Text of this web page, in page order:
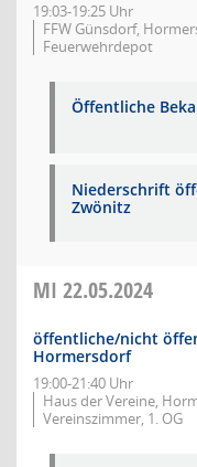
19:03-19:25 Uhr
FFW Günsdorf,
Feuerwehrdepot
Öffentliche
Niederschrift
Zwönitz
MI 22.05.2024
öffentliche/nicht
Hormersdorf
19:00-21:40 Uhr
Haus der Vereine,
Vereinszimmer, 1. OG